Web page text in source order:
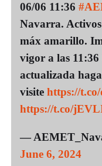
06/06 11:36
Navarra.
máx amarillo.
vigor a las
actualizada
visite https://
https://t.co/
—
June 6, 2024